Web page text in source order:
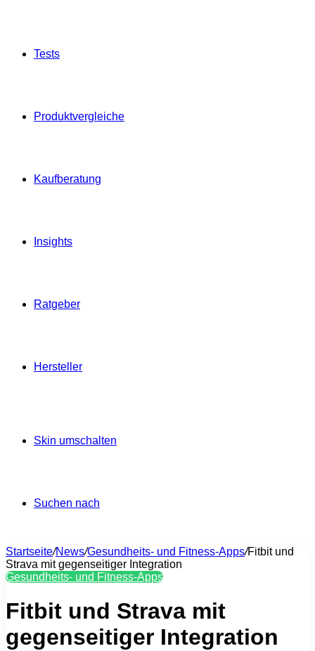
Tests
Produktvergleiche
Kaufberatung
Insights
Ratgeber
Hersteller
Skin umschalten
Suchen nach
Startseite/News/Gesundheits- und Fitness-Apps/Fitbit und
Strava mit gegenseitiger Integration
Gesundheits- und Fitness-Apps
Fitbit und Strava mit
gegenseitiger Integration